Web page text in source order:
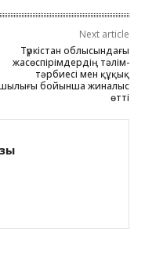
Next article
Түркістан облысындағы
жасөспірімдердің тәлім-
тәрбиесі мен құқық
бойынша жиналыс
өтті